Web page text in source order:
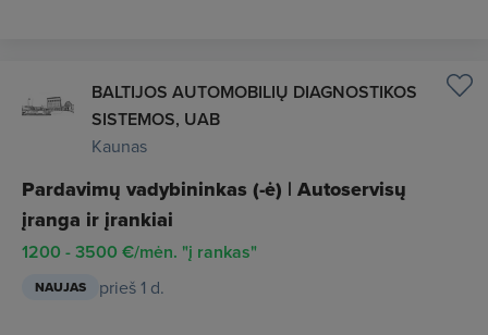
BALTIJOS AUTOMOBILIŲ DIAGNOSTIKOS
SISTEMOS, UAB
Kaunas
Pardavimų vadybininkas (-ė) | Autoservisų
įranga ir įrankiai
1200 - 3500 €/mėn. "į rankas"
NAUJAS prieš 1 d.